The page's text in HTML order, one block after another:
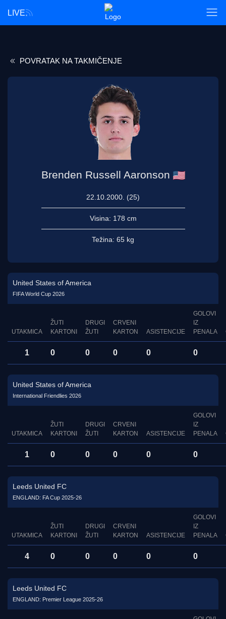
LIVE
POVRATAK NA TAKMIČENJE
Brenden Russell Aaronson
22.10.2000. (25)
Visina: 178 cm
Težina: 65 kg
United States of America
FIFA World Cup 2026
UTAKMICA
ŽUTI
KARTONI
DRUGI
ŽUTI
CRVENI
KARTON
ASISTENCIJE
GOLOVI
IZ
PENALA
1 0 0 0 0 0
United States of America
International Friendlies 2026
UTAKMICA
ŽUTI
KARTONI
DRUGI
ŽUTI
CRVENI
KARTON
ASISTENCIJE
GOLOVI
IZ
PENALA
1 0 0 0 0 0
Leeds United FC
ENGLAND: FA Cup 2025-26
UTAKMICA
ŽUTI
KARTONI
DRUGI
ŽUTI
CRVENI
KARTON
ASISTENCIJE
GOLOVI
IZ
PENALA
4 0 0 0 0 0
Leeds United FC
ENGLAND: Premier League 2025-26